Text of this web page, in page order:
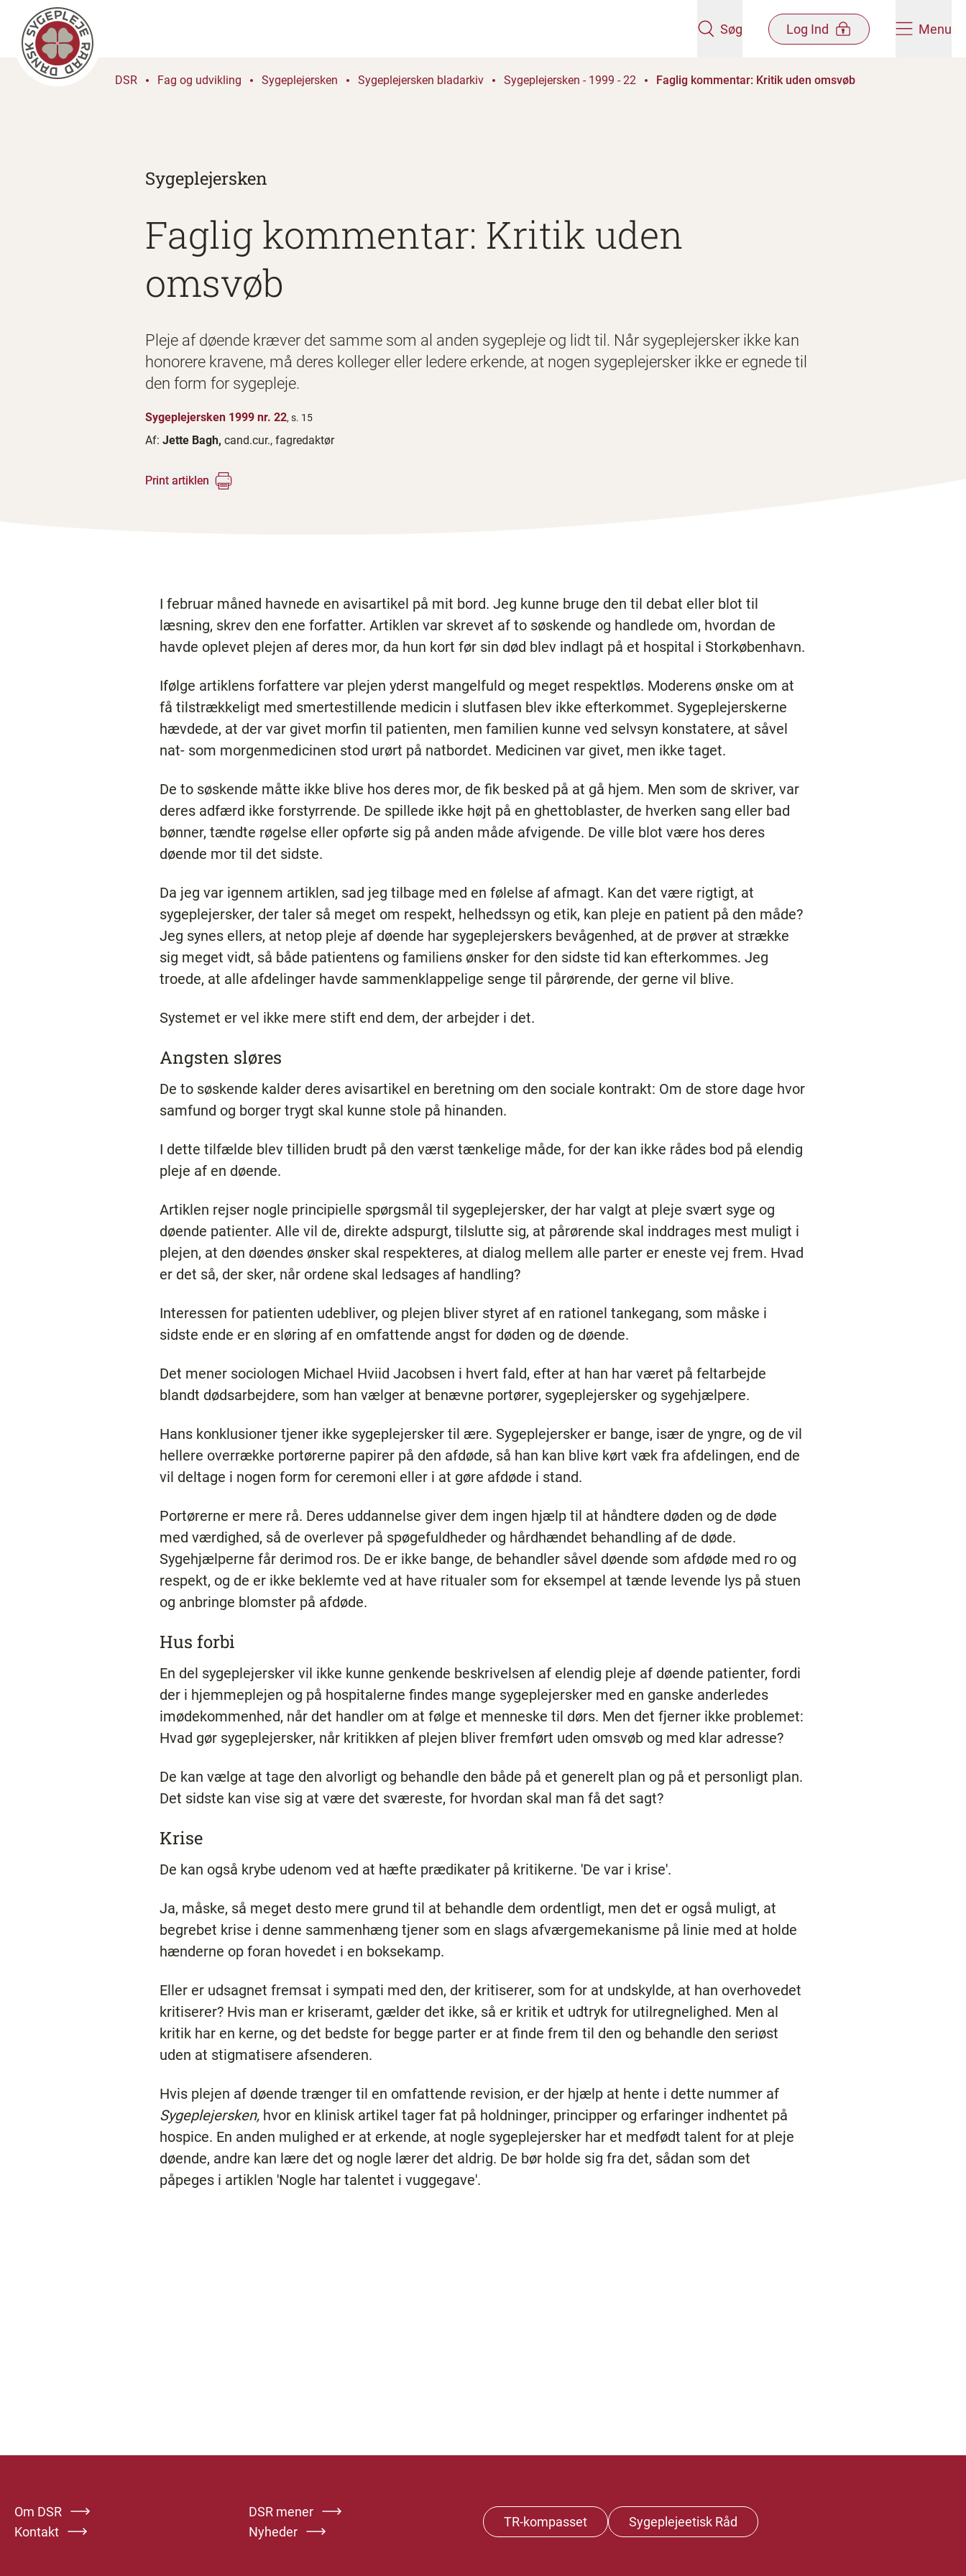
Søg Log Ind Menu
DSR Fag og udvikling Sygeplejersken Sygeplejersken bladarkiv Sygeplejersken - 1999 - 22 Faglig kommentar: Kritik uden omsvøb
Sygeplejersken
Faglig kommentar: Kritik uden
omsvøb
Pleje af døende kræver det samme som al anden sygepleje og lidt til. Når sygeplejersker ikke kan
honorere kravene, må deres kolleger eller ledere erkende, at nogen sygeplejersker ikke er egnede til
den form for sygepleje.
Sygeplejersken 1999 nr. 22, s. 15
Af: Jette Bagh, cand.cur., fagredaktør
Print artiklen
I februar måned havnede en avisartikel på mit bord. Jeg kunne bruge den til debat eller blot til
læsning, skrev den ene forfatter. Artiklen var skrevet af to søskende og handlede om, hvordan de
havde oplevet plejen af deres mor, da hun kort før sin død blev indlagt på et hospital i Storkøbenhavn.
Ifølge artiklens forfattere var plejen yderst mangelfuld og meget respektløs. Moderens ønske om at
få tilstrækkeligt med smertestillende medicin i slutfasen blev ikke efterkommet. Sygeplejerskerne
hævdede, at der var givet morfin til patienten, men familien kunne ved selvsyn konstatere, at såvel
nat- som morgenmedicinen stod urørt på natbordet. Medicinen var givet, men ikke taget.
De to søskende måtte ikke blive hos deres mor, de fik besked på at gå hjem. Men som de skriver, var
deres adfærd ikke forstyrrende. De spillede ikke højt på en ghettoblaster, de hverken sang eller bad
bønner, tændte røgelse eller opførte sig på anden måde afvigende. De ville blot være hos deres
døende mor til det sidste.
Da jeg var igennem artiklen, sad jeg tilbage med en følelse af afmagt. Kan det være rigtigt, at
sygeplejersker, der taler så meget om respekt, helhedssyn og etik, kan pleje en patient på den måde?
Jeg synes ellers, at netop pleje af døende har sygeplejerskers bevågenhed, at de prøver at strække
sig meget vidt, så både patientens og familiens ønsker for den sidste tid kan efterkommes. Jeg
troede, at alle afdelinger havde sammenklappelige senge til pårørende, der gerne vil blive.
Systemet er vel ikke mere stift end dem, der arbejder i det.
Angsten sløres
De to søskende kalder deres avisartikel en beretning om den sociale kontrakt: Om de store dage hvor
samfund og borger trygt skal kunne stole på hinanden.
I dette tilfælde blev tilliden brudt på den værst tænkelige måde, for der kan ikke rådes bod på elendig
pleje af en døende.
Artiklen rejser nogle principielle spørgsmål til sygeplejersker, der har valgt at pleje svært syge og
døende patienter. Alle vil de, direkte adspurgt, tilslutte sig, at pårørende skal inddrages mest muligt i
plejen, at den døendes ønsker skal respekteres, at dialog mellem alle parter er eneste vej frem. Hvad
er det så, der sker, når ordene skal ledsages af handling?
Interessen for patienten udebliver, og plejen bliver styret af en rationel tankegang, som måske i
sidste ende er en sløring af en omfattende angst for døden og de døende.
Det mener sociologen Michael Hviid Jacobsen i hvert fald, efter at han har været på feltarbejde
blandt dødsarbejdere, som han vælger at benævne portører, sygeplejersker og sygehjælpere.
Hans konklusioner tjener ikke sygeplejersker til ære. Sygeplejersker er bange, især de yngre, og de vil
hellere overrække portørerne papirer på den afdøde, så han kan blive kørt væk fra afdelingen, end de
vil deltage i nogen form for ceremoni eller i at gøre afdøde i stand.
Portørerne er mere rå. Deres uddannelse giver dem ingen hjælp til at håndtere døden og de døde
med værdighed, så de overlever på spøgefuldheder og hårdhændet behandling af de døde.
Sygehjælperne får derimod ros. De er ikke bange, de behandler såvel døende som afdøde med ro og
respekt, og de er ikke beklemte ved at have ritualer som for eksempel at tænde levende lys på stuen
og anbringe blomster på afdøde.
Hus forbi
En del sygeplejersker vil ikke kunne genkende beskrivelsen af elendig pleje af døende patienter, fordi
der i hjemmeplejen og på hospitalerne findes mange sygeplejersker med en ganske anderledes
imødekommenhed, når det handler om at følge et menneske til dørs. Men det fjerner ikke problemet:
Hvad gør sygeplejersker, når kritikken af plejen bliver fremført uden omsvøb og med klar adresse?
De kan vælge at tage den alvorligt og behandle den både på et generelt plan og på et personligt plan.
Det sidste kan vise sig at være det sværeste, for hvordan skal man få det sagt?
Krise
De kan også krybe udenom ved at hæfte prædikater på kritikerne. 'De var i krise'.
Ja, måske, så meget desto mere grund til at behandle dem ordentligt, men det er også muligt, at
begrebet krise i denne sammenhæng tjener som en slags afværgemekanisme på linie med at holde
hænderne op foran hovedet i en boksekamp.
Eller er udsagnet fremsat i sympati med den, der kritiserer, som for at undskylde, at han overhovedet
kritiserer? Hvis man er kriseramt, gælder det ikke, så er kritik et udtryk for utilregnelighed. Men al
kritik har en kerne, og det bedste for begge parter er at finde frem til den og behandle den seriøst
uden at stigmatisere afsenderen.
Hvis plejen af døende trænger til en omfattende revision, er der hjælp at hente i dette nummer af
Sygeplejersken, hvor en klinisk artikel tager fat på holdninger, principper og erfaringer indhentet på
hospice. En anden mulighed er at erkende, at nogle sygeplejersker har et medfødt talent for at pleje
døende, andre kan lære det og nogle lærer det aldrig. De bør holde sig fra det, sådan som det
påpeges i artiklen 'Nogle har talentet i vuggegave'.
Om DSR
DSR mener
Kontakt
Nyheder
TR-kompasset Sygeplejeetisk Råd